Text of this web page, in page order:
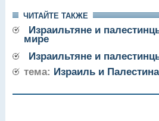
ЧИТАЙТЕ ТАКЖЕ
Израильтяне и
мире
Израильтяне и
тема: Израиль и Палестина